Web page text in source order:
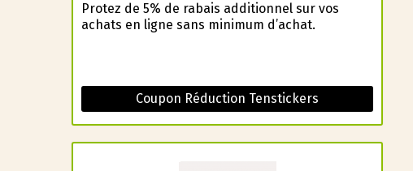
Profitez de 5% de rabais additionnel sur vos
achats en ligne sans minimum d’achat.
Coupon Réduction Tenstickers